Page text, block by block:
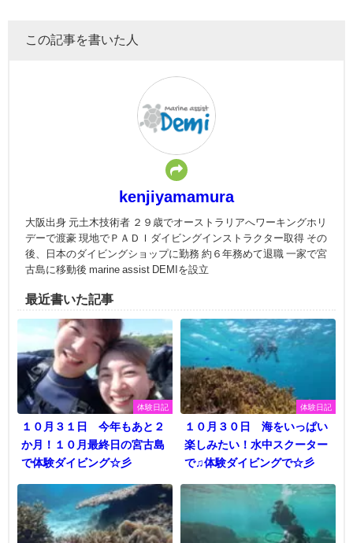
この記事を書いた人
kenjiyamamura
大阪出身 元土木技術者 ２９歳でオーストラリアへワーキングホリ
デーで渡豪 現地でＰＡＤＩダイビングインストラクター取得 その
後、日本のダイビングショップに勤務 約６年務めて退職 一家で宮
古島に移動後 marine assist DEMIを設立
最近書いた記事
体験日記
１０月３１日 今年もあと２
か月！１０月最終日の宮古島
で体験ダイビング☆彡
体験日記
１０月３０日 海をいっぱい
楽しみたい！水中スクーター
で♫体験ダイビングで☆彡